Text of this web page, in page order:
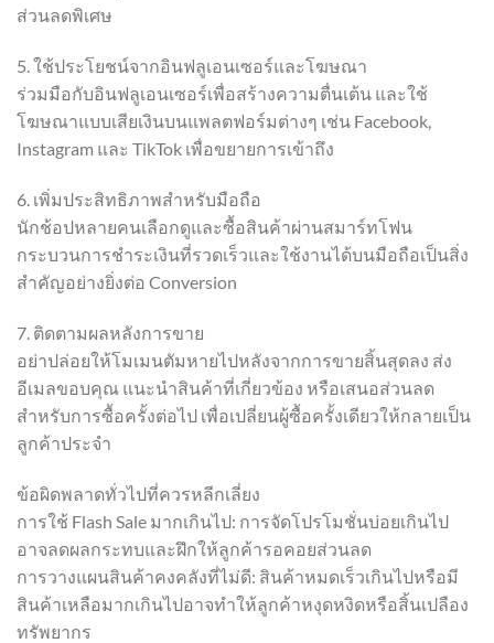
ส่วนลดพิเศษ
5. ใช้ประโยชน์จากอินฟลูเอนเซอร์และโฆษณา
ร่วมมือกับอินฟลูเอนเซอร์เพื่อสร้างความตื่นเต้น และใช้
โฆษณาแบบเสียเงินบนแพลตฟอร์มต่างๆ เช่น Facebook,
Instagram และ TikTok เพื่อขยายการเข้าถึง
6. เพิ่มประสิทธิภาพสำหรับมือถือ
นักช้อปหลายคนเลือกดูและซื้อสินค้าผ่านสมาร์ทโฟน
กระบวนการชำระเงินที่รวดเร็วและใช้งานได้บนมือถือเป็นสิ่ง
สำคัญอย่างยิ่งต่อ Conversion
7. ติดตามผลหลังการขาย
อย่าปล่อยให้โมเมนตัมหายไปหลังจากการขายสิ้นสุดลง ส่ง
อีเมลขอบคุณ แนะนำสินค้าที่เกี่ยวข้อง หรือเสนอส่วนลด
สำหรับการซื้อครั้งต่อไป เพื่อเปลี่ยนผู้ซื้อครั้งเดียวให้กลายเป็น
ลูกค้าประจำ
ข้อผิดพลาดทั่วไปที่ควรหลีกเลี่ยง
การใช้ Flash Sale มากเกินไป: การจัดโปรโมชั่นบ่อยเกินไป
อาจลดผลกระทบและฝึกให้ลูกค้ารอคอยส่วนลด
การวางแผนสินค้าคงคลังที่ไม่ดี: สินค้าหมดเร็วเกินไปหรือมี
สินค้าเหลือมากเกินไปอาจทำให้ลูกค้าหงุดหงิดหรือสิ้นเปลือง
ทรัพยากร